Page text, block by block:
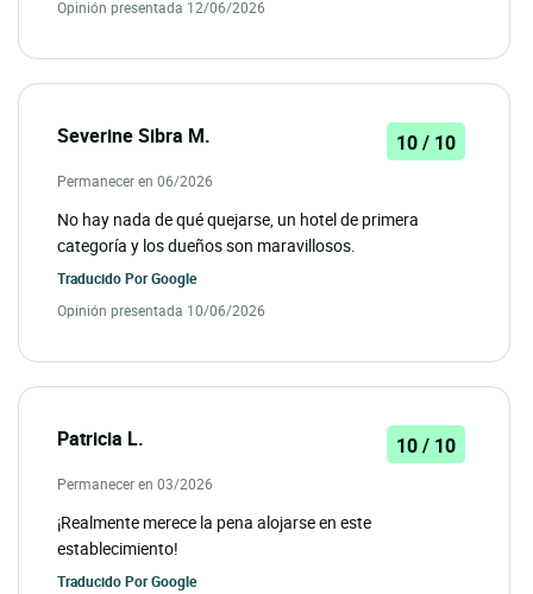
Opinión presentada 12/06/2026
Severine Sibra M. 10 / 10
Permanecer en 06/2026
No hay nada de qué quejarse, un hotel de primera
categoría y los dueños son maravillosos.
Traducido PorGoogle
Opinión presentada 10/06/2026
Patricia L. 10 / 10
Permanecer en 03/2026
¡Realmente merece la pena alojarse en este
establecimiento!
Traducido PorGoogle